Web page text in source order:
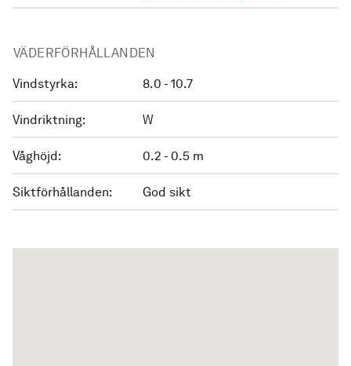
VÄDERFÖRHÅLLANDEN
Vindstyrka: 8.0 - 10.7
Vindriktning: W
Våghöjd: 0.2 - 0.5 m
Siktförhållanden: God sikt